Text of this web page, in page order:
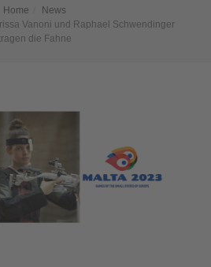
Home
News
Vanoni und Raphael Schwendinger
die Fahne